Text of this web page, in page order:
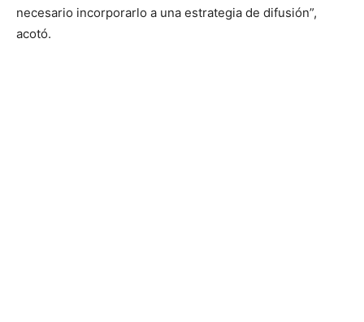
necesario incorporarlo a una estrategia de difusión”,
acotó.